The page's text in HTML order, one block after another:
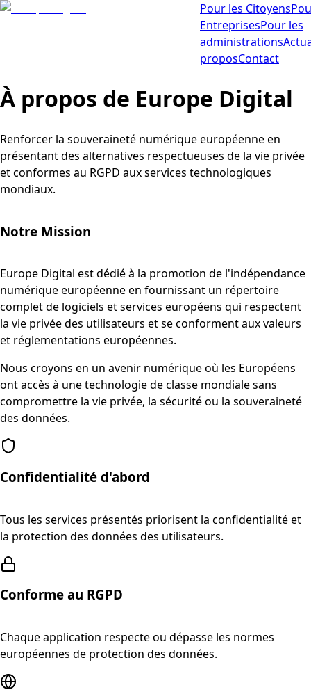
Pour les Citoyens
EntreprisesPour les
administrations
proposContact
À propos de Europe Digital
Renforcer la souveraineté numérique européenne en
présentant des alternatives respectueuses de la vie privée
et conformes au RGPD aux services technologiques
mondiaux.
Notre Mission
Europe Digital est dédié à la promotion de l'indépendance
numérique européenne en fournissant un répertoire
complet de logiciels et services européens qui respectent
la vie privée des utilisateurs et se conforment aux valeurs
et réglementations européennes.
Nous croyons en un avenir numérique où les Européens
ont accès à une technologie de classe mondiale sans
compromettre la vie privée, la sécurité ou la souveraineté
des données.
Confidentialité d'abord
Tous les services présentés priorisent la confidentialité et
la protection des données des utilisateurs.
Conforme au RGPD
Chaque application respecte ou dépasse les normes
européennes de protection des données.